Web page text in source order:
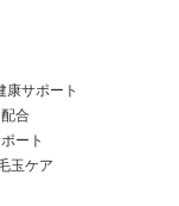
康サポート
合
ート
玉ケア